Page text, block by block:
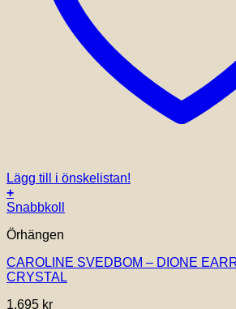
Lägg till i önskelistan!
+
Snabbkoll
Örhängen
CAROLINE SVEDBOM – DIONE
CRYSTAL
1,695 kr